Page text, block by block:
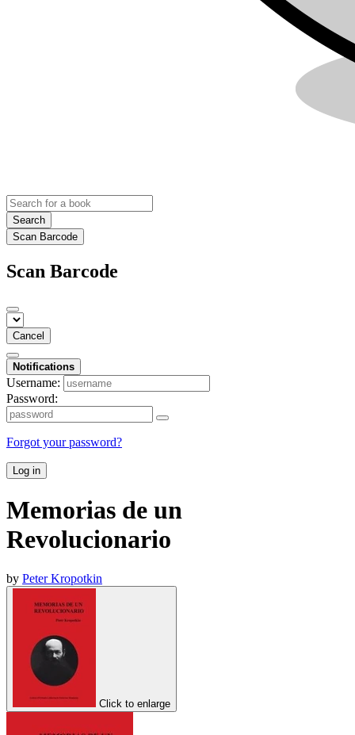
Search
Scan Barcode
Scan Barcode
Cancel
Notifications
Username:
Password:
Forgot your password?
Log in
Memorias de un
Revolucionario
by Peter Kropotkin
Click to enlarge